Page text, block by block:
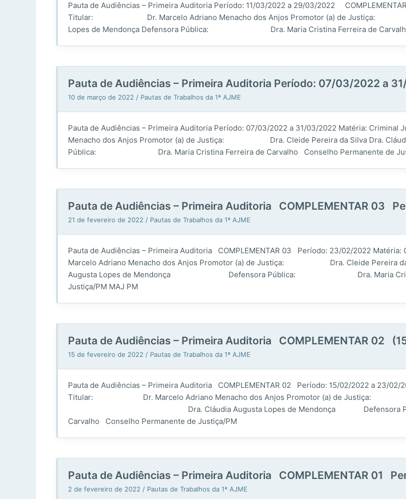
Pauta de Audiências – Primeira Auditoria Período: 11/03/2022 a 29/03/2022
Titular: Dr. Marcelo Adriano Menacho dos Anjos Promotor (a) de Justiça: Dra.
Lopes de Mendonça Defensora Pública: Dra. Maria Cristina Ferreira de Carvalho
Pauta de Audiências – Primeira Auditoria Período: 07/03/2022 a
10 de março de 2022 / Pautas de Trabalhos da 1ª AJME
Pauta de Audiências – Primeira Auditoria Período: 07/03/2022 a 31/03/2022 Matéria:
Menacho dos Anjos Promotor (a) de Justiça: Dra. Cleide Pereira da Silva Dra. Cláudia
Pública: Dra. Maria Cristina Ferreira de Carvalho Conselho Permanente de
Pauta de Audiências – Primeira Auditoria COMPLEMENTAR 03
21 de fevereiro de 2022 / Pautas de Trabalhos da 1ª AJME
Pauta de Audiências – Primeira Auditoria COMPLEMENTAR 03 Período: 23/02/
Marcelo Adriano Menacho dos Anjos Promotor (a) de Justiça:
Augusta Lopes de Mendonça Defensora Pública: Dra. Maria Cristina
Justiça/PM MAJ PM
Pauta de Audiências – Primeira Auditoria COMPLEMENTAR 02
15 de fevereiro de 2022 / Pautas de Trabalhos da 1ª AJME
Pauta de Audiências – Primeira Auditoria COMPLEMENTAR 02 Período: 15/02/2022 a 23/02/
Titular: Dr. Marcelo Adriano Menacho dos Anjos Promotor (a) de Justiça:
Dra. Cláudia Augusta Lopes de Mendonça Defensora
Carvalho Conselho Permanente de Justiça/PM
Pauta de Audiências – Primeira Auditoria COMPLEMENTAR 01
2 de fevereiro de 2022 / Pautas de Trabalhos da 1ª AJME